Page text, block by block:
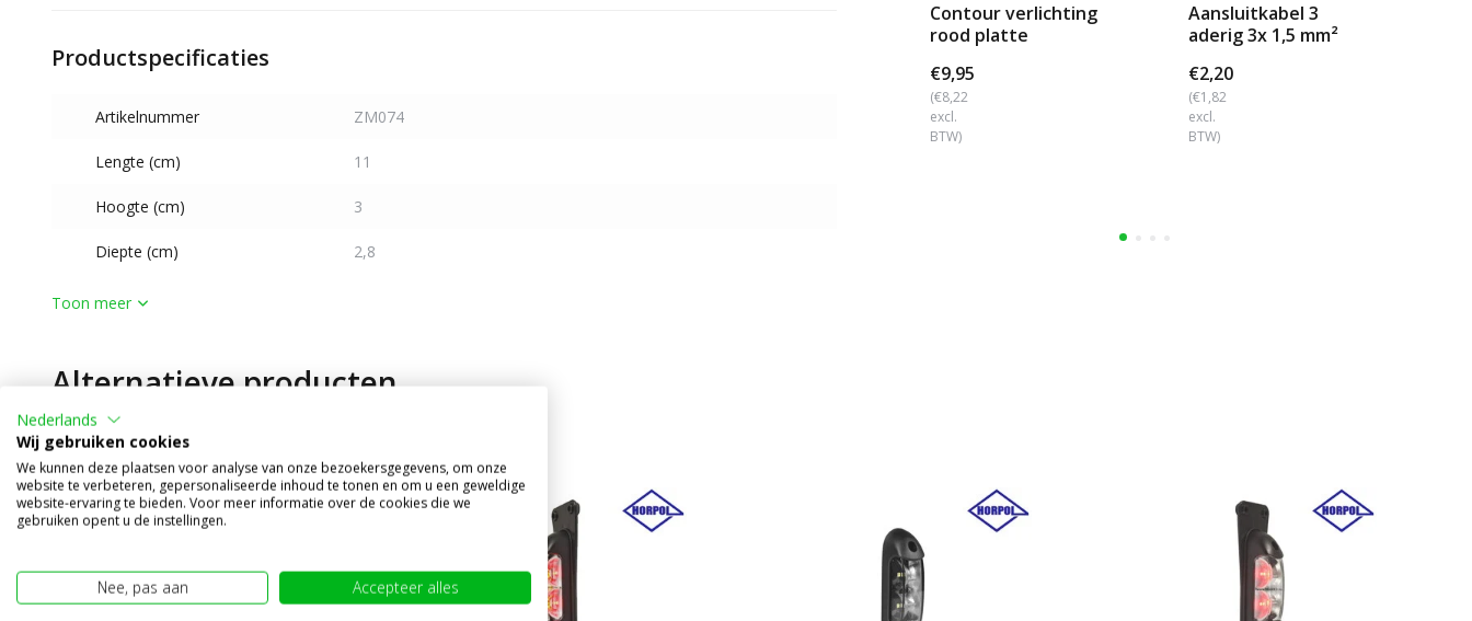
Productspecificaties
Artikelnummer ZM074
Lengte (cm) 11
Hoogte (cm) 3
Diepte (cm) 2,8
Toon meer
Contour verlichting
rood platte
€9,95
(€8,22
excl.
BTW)
Aansluitkabel 3
aderig 3x 1,5 mm²
€2,20
(€1,82
excl.
BTW)
Alternatieve producten
Nederlands
Wij gebruiken cookies
We kunnen deze plaatsen voor analyse van onze bezoekersgegevens, om onze
website te verbeteren, gepersonaliseerde inhoud te tonen en om u een geweldige
website-ervaring te bieden. Voor meer informatie over de cookies die we
gebruiken opent u de instellingen.
Nee, pas aan Accepteer alles